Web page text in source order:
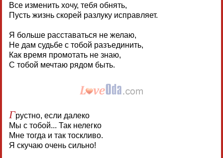
Все изменить хочу, тебя обнять,
Пусть жизнь скорей разлуку исправляет.
Я больше расставаться не желаю,
Не дам судьбе с тобой разъединить,
Как время промотать не знаю,
С тобой мечтаю рядом быть.
Грустно, если далеко
Мы с тобой... Так нелегко
Мне тогда и так тоскливо.
Я скучаю очень сильно!